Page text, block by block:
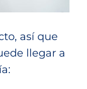
así que
llegar a